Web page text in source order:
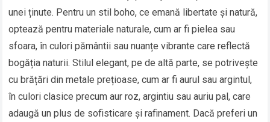
unei ținute. Pentru un stil boho, ce emană libertate și natură,
optează pentru materiale naturale, cum ar fi pielea sau
sfoara, în culori pământii sau nuanțe vibrante care reflectă
bogăția naturii. Stilul elegant, pe de altă parte, se potrivește
cu brățări din metale prețioase, cum ar fi aurul sau argintul,
în culori clasice precum aur roz, argintiu sau auriu pal, care
adaugă un plus de sofisticare și rafinament. Dacă preferi un